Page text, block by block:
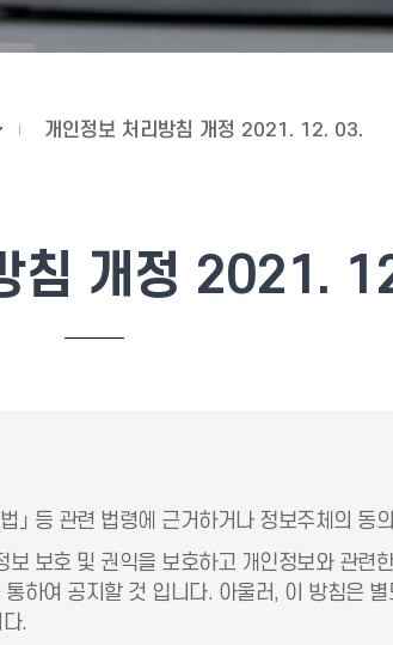
개인정보 처리방침 개정 2021. 12. 03.
침 개정 2021.
」 등 관련 법령에 근거하거나 정보주체의 동
보 보호 및 권익을 보호하고 개인정보와 관
하여 공지할 것 입니다. 아울러, 이 방침은
.